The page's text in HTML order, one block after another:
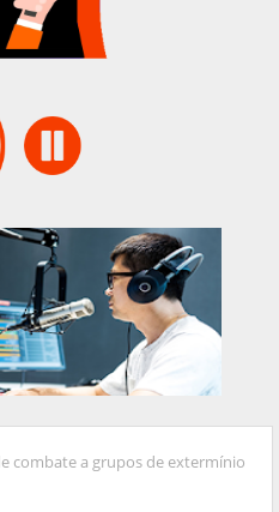
combate a grupos de extermínio